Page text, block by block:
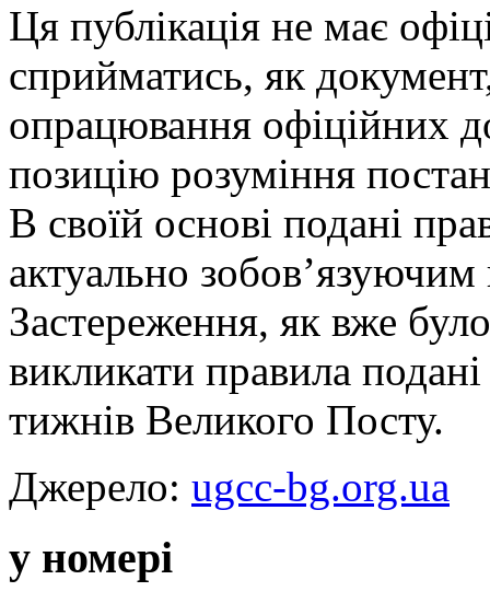
Ця публікація не має
сприйматись, як
опрацювання офіційних
позицію розуміння
В своїй основі подані
актуально
Застереження, як вже
викликати правила
тижнів Великого Посту.
Джерело: ugcc-bg.org.ua
у номері